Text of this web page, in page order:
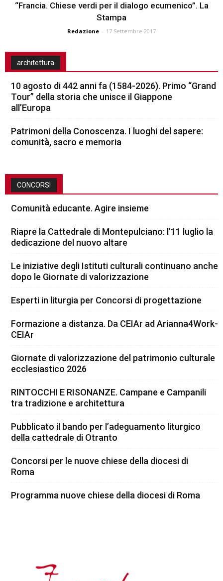
“Francia. Chiese verdi per il dialogo ecumenico”. La
Stampa
Redazione - 17 Settembre 2017
architettura
10 agosto di 442 anni fa (1584-2026). Primo “Grand
Tour” della storia che unisce il Giappone
all’Europa
Patrimoni della Conoscenza. I luoghi del sapere:
comunità, sacro e memoria
CONCORSI
Comunità educante. Agire insieme
Riapre la Cattedrale di Montepulciano: l’11 luglio la
dedicazione del nuovo altare
Le iniziative degli Istituti culturali continuano anche
dopo le Giornate di valorizzazione
Esperti in liturgia per Concorsi di progettazione
Formazione a distanza. Da CEIAr ad Arianna4Work-
CEIAr
Giornate di valorizzazione del patrimonio culturale
ecclesiastico 2026
RINTOCCHI E RISONANZE. Campane e Campanili
tra tradizione e architettura
Pubblicato il bando per l’adeguamento liturgico
della cattedrale di Otranto
Concorsi per le nuove chiese della diocesi di
Roma
Programma nuove chiese della diocesi di Roma